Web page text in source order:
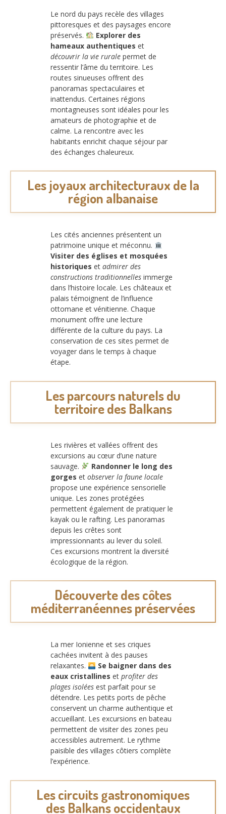
Le nord du pays recèle des villages
pittoresques et des paysages encore
préservés.
Explorer des
hameaux authentiques et
découvrir la vie rurale permet de
ressentir l’âme du territoire. Les
routes sinueuses offrent des
panoramas spectaculaires et
inattendus. Certaines régions
montagneuses sont idéales pour les
amateurs de photographie et de
calme. La rencontre avec les
habitants enrichit chaque séjour par
des échanges chaleureux.
Les joyaux architecturaux de la
région albanaise
Les cités anciennes présentent un
patrimoine unique et méconnu.
Visiter des églises et mosquées
historiques et admirer des
constructions traditionnelles immerge
dans l’histoire locale. Les châteaux et
palais témoignent de l’influence
ottomane et vénitienne. Chaque
monument offre une lecture
différente de la culture du pays. La
conservation de ces sites permet de
voyager dans le temps à chaque
étape.
Les parcours naturels du
territoire des Balkans
Les rivières et vallées offrent des
excursions au cœur d’une nature
sauvage.
Randonner le long des
gorges et observer la faune locale
propose une expérience sensorielle
unique. Les zones protégées
permettent également de pratiquer le
kayak ou le rafting. Les panoramas
depuis les crêtes sont
impressionnants au lever du soleil.
Ces excursions montrent la diversité
écologique de la région.
Découverte des côtes
méditerranéennes préservées
La mer Ionienne et ses criques
cachées invitent à des pauses
relaxantes.
Se baigner dans des
eaux cristallines et profiter des
plages isolées est parfait pour se
détendre. Les petits ports de pêche
conservent un charme authentique et
accueillant. Les excursions en bateau
permettent de visiter des zones peu
accessibles autrement. Le rythme
paisible des villages côtiers complète
l’expérience.
Les circuits gastronomiques
des Balkans occidentaux